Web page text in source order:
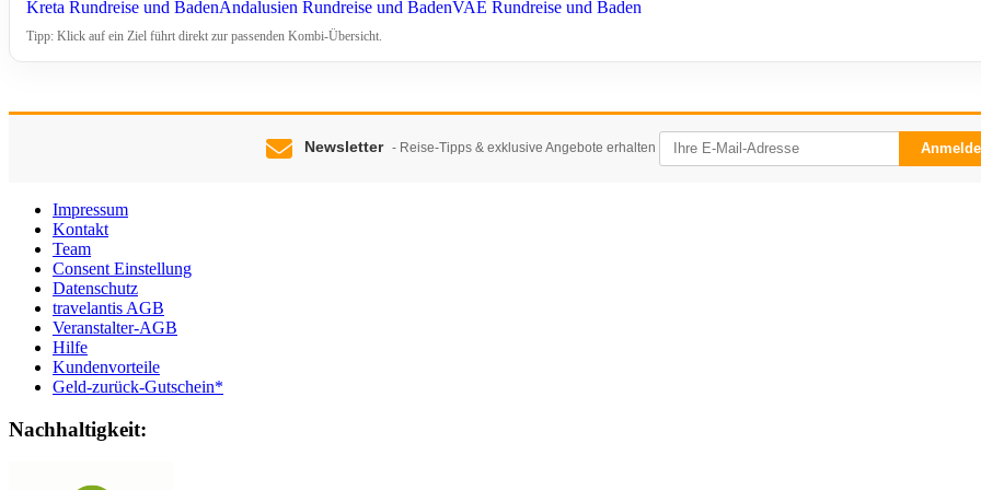
Kreta Rundreise und BadenAndalusien Rundreise und BadenVAE Rundreise und Baden
Tipp: Klick auf ein Ziel führt direkt zur passenden Kombi-Übersicht.
Newsletter - Reise-Tipps & exklusive Angebote erhalten
Impressum
Kontakt
Team
Consent Einstellung
Datenschutz
travelantis AGB
Veranstalter-AGB
Hilfe
Kundenvorteile
Geld-zurück-Gutschein*
Nachhaltigkeit: